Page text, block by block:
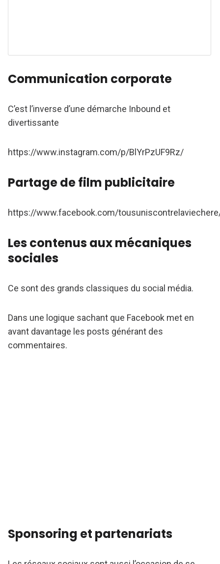
Communication corporate
C’est l’inverse d’une démarche Inbound et
divertissante
https://www.instagram.com/p/BlYrPzUF9Rz/
Partage de film publicitaire
https://www.facebook.com/
Les contenus aux mécaniques
sociales
Ce sont des grands classiques du social média.
Dans une logique sachant que Facebook met en
avant davantage les posts générant des
commentaires.
Sponsoring et partenariats